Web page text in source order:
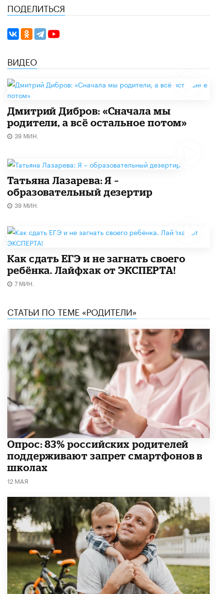
ПОДЕЛИТЬСЯ
ВИДЕО
Дмитрий Дибров: «Сначала мы
родители, а всё остальное потом»
39 МИН.
Татьяна Лазарева: Я –
образовательный дезертир
39 МИН.
​Как сдать ЕГЭ и не загнать своего
ребёнка. Лайфхак от ЭКСПЕРТА!
7 МИН.
СТАТЬИ ПО ТЕМЕ «РОДИТЕЛИ»
Опрос: 83% российских родителей
поддерживают запрет смартфонов в
школах
12 МАЯ